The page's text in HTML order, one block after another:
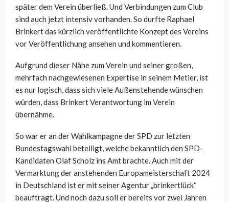
später dem Verein überließ. Und Verbindungen zum Club
sind auch jetzt intensiv vorhanden. So durfte Raphael
Brinkert das kürzlich veröffentlichte Konzept des Vereins
vor Veröffentlichung ansehen und kommentieren.
Aufgrund dieser Nähe zum Verein und seiner großen,
mehrfach nachgewiesenen Expertise in seinem Metier, ist
es nur logisch, dass sich viele Außenstehende wünschen
würden, dass Brinkert Verantwortung im Verein
übernähme.
So war er an der Wahlkampagne der SPD zur letzten
Bundestagswahl beteiligt, welche bekanntlich den SPD-
Kandidaten Olaf Scholz ins Amt brachte. Auch mit der
Vermarktung der anstehenden Europameisterschaft 2024
in Deutschland ist er mit seiner Agentur „brinkertlück“
beauftragt. Und noch dazu soll er bereits vor zwei Jahren